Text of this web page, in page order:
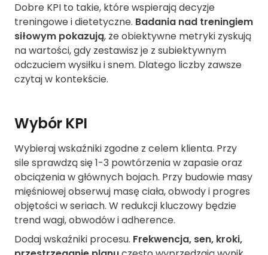
Dobre KPI to takie, które wspierają decyzje
treningowe i dietetyczne. Badania nad treningiem
siłowym pokazują, że obiektywne metryki zyskują
na wartości, gdy zestawisz je z subiektywnym
odczuciem wysiłku i snem. Dlatego liczby zawsze
czytaj w kontekście.
Wybór KPI
Wybieraj wskaźniki zgodne z celem klienta. Przy
sile sprawdzą się 1-3 powtórzenia w zapasie oraz
obciążenia w głównych bojach. Przy budowie masy
mięśniowej obserwuj masę ciała, obwody i progres
objętości w seriach. W redukcji kluczowy będzie
trend wagi, obwodów i adherence.
Dodaj wskaźniki procesu. Frekwencja, sen, kroki,